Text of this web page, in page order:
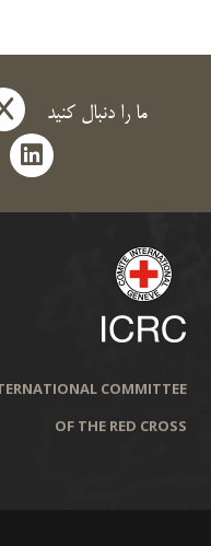
ما را دنبال کنید x
COMMITTEE
OF THE RED CROSS